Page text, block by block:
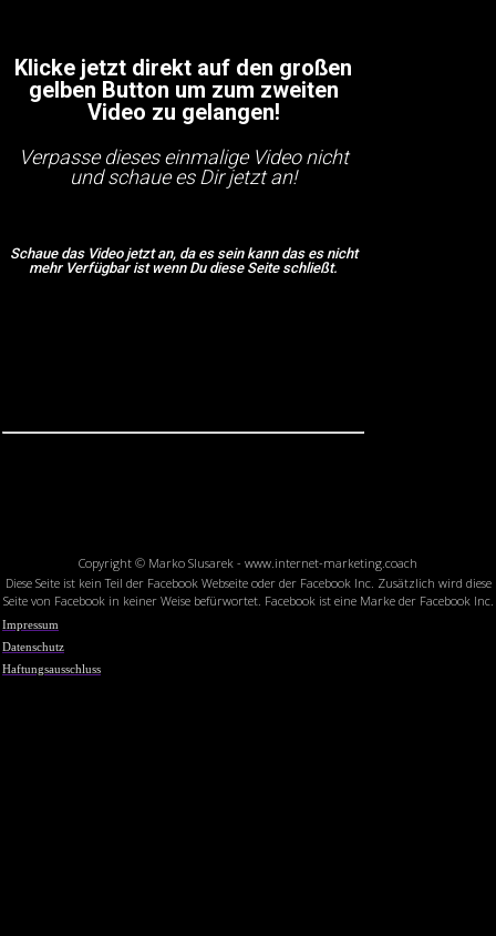
Klicke jetzt direkt auf den großen
gelben Button um zum zweiten
Video zu gelangen!
Verpasse dieses einmalige Video nicht
und schaue es Dir jetzt an!
Schaue das Video jetzt an, da es sein kann das es nicht
mehr Verfügbar ist wenn Du diese Seite schließt.
Copyright © Marko Slusarek - www.internet-marketing.coach
Diese Seite ist kein Teil der Facebook Webseite oder der Facebook Inc. Zusätzlich wird diese
Seite von Facebook in keiner Weise befürwortet. Facebook ist eine Marke der Facebook Inc.
Impressum
Datenschutz
Haftungsausschluss